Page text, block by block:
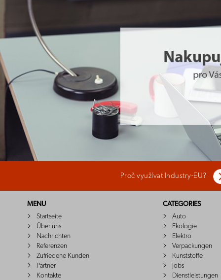
Proč využívat Industry-EU?
MENU
Startseite
Über uns
Nachrichten
Referenzen
Zufriedene Kunden
Partner
Kontakte
CATEGORIES
Auto
Ekologie
Elektro
Verpackungen
Kunststoffe
Jobs
Dienstleistungen